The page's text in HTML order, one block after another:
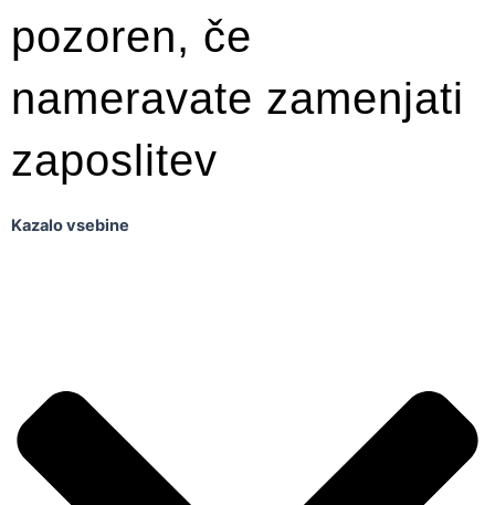
pozoren, če
nameravate zamenjati
zaposlitev
Kazalo vsebine